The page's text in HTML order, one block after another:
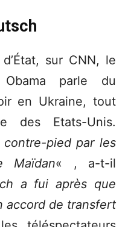
sur CNN, le
Obama parle du
en Ukraine, tout
des Etats-Unis.
pied par les
Maïdan« , a-t-il
a fui après que
accord de transfert